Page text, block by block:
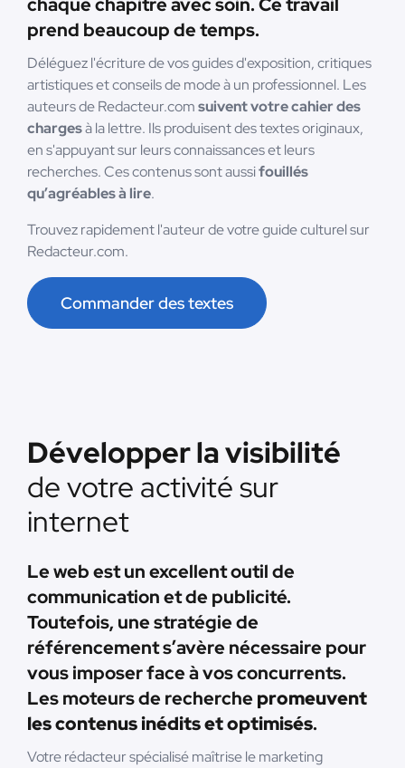
chaque chapitre avec soin. Ce travail
prend beaucoup de temps.
Déléguez l'écriture de vos guides d'exposition, critiques
artistiques et conseils de mode à un professionnel. Les
auteurs de Redacteur.comsuivent votre cahier des
chargesà la lettre. Ils produisent des textes originaux,
en s'appuyant sur leurs connaissances et leurs
recherches. Ces contenus sont aussifouillés
qu’agréables à lire.
Trouvez rapidement l'auteur de votre guide culturel sur
Redacteur.com.
Commander des textes
Développer la visibilité
de votre activité sur
internet
Le web est un excellent outil de
communication et de publicité.
Toutefois, une stratégie de
référencement s’avère nécessaire pour
vous imposer face à vos concurrents.
Les moteurs de recherche promeuvent
les contenus inédits et optimisés.
Votre rédacteur spécialisé maîtrise le marketing